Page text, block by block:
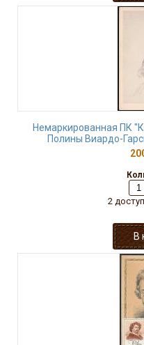
Немаркированная ПК
Полины Виардо-
2